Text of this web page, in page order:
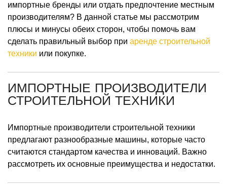
импортные бренды или отдать предпочтение местным
производителям? В данной статье мы рассмотрим
плюсы и минусы обеих сторон, чтобы помочь вам
сделать правильный выбор при аренде строительной
техники или покупке.
ИМПОРТНЫЕ ПРОИЗВОДИТЕЛИ
СТРОИТЕЛЬНОЙ ТЕХНИКИ
Импортные производители строительной техники
предлагают разнообразные машины, которые часто
считаются стандартом качества и инноваций. Важно
рассмотреть их основные преимущества и недостатки.